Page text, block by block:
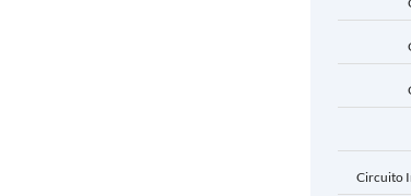
Circuito